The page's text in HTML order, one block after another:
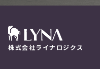
株式会社ライナロジクス